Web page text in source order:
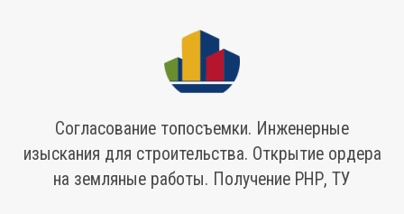
Согласование топосъемки. Инженерные
изыскания для строительства. Открытие ордера
на земляные работы. Получение РНР, ТУ